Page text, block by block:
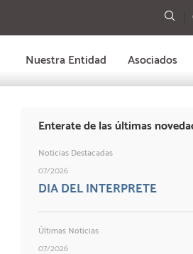
Nuestra Entidad Asociados
Enterate de las últimas
Noticias Destacadas
07/2026
DIA DEL INTERPRETE
Últimas Noticias
07/2026